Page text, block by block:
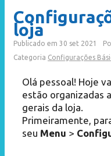
loja
Publicado em 30 set 2021
Categoria Configurações
Olá pessoal! Hoje
estão organizadas
gerais da loja.
Primeiramente,
seu Menu >